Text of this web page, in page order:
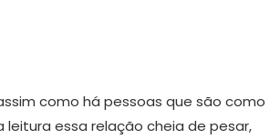
como há pessoas que são como
essa relação cheia de pesar,